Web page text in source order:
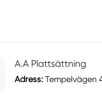
A.A Plattsättning
Adress: Tempelvägen